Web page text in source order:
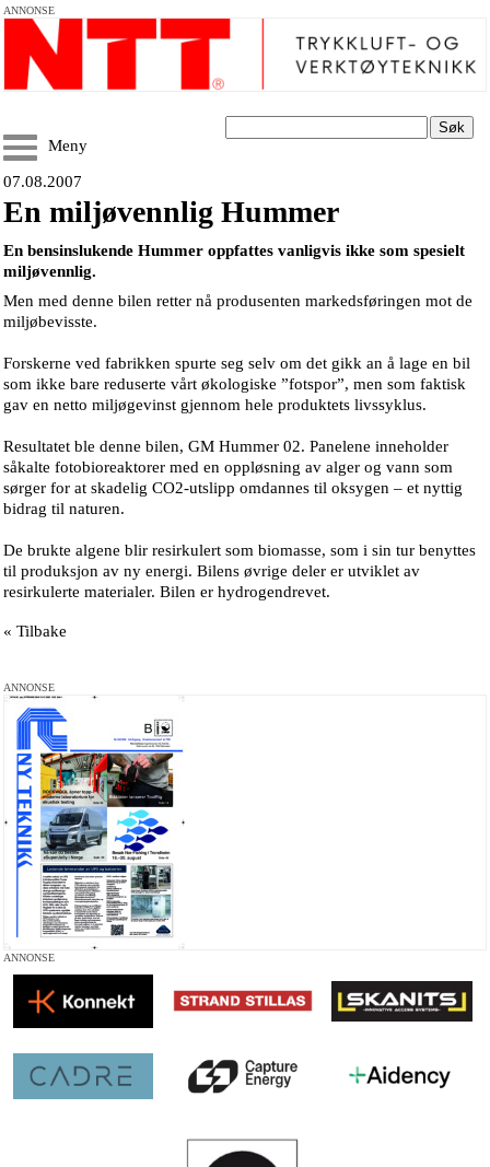
ANNONSE
Søk
Meny
07.08.2007
En miljøvennlig Hummer
En bensinslukende Hummer oppfattes vanligvis ikke som spesielt
miljøvennlig.
Men med denne bilen retter nå produsenten markedsføringen mot de
miljøbevisste.
Forskerne ved fabrikken spurte seg selv om det gikk an å lage en bil
som ikke bare reduserte vårt økologiske ”fotspor”, men som faktisk
gav en netto miljøgevinst gjennom hele produktets livssyklus.
Resultatet ble denne bilen, GM Hummer 02. Panelene inneholder
såkalte fotobioreaktorer med en oppløsning av alger og vann som
sørger for at skadelig CO2-utslipp omdannes til oksygen – et nyttig
bidrag til naturen.
De brukte algene blir resirkulert som biomasse, som i sin tur benyttes
til produksjon av ny energi. Bilens øvrige deler er utviklet av
resirkulerte materialer. Bilen er hydrogendrevet.
« Tilbake
ANNONSE
ANNONSE